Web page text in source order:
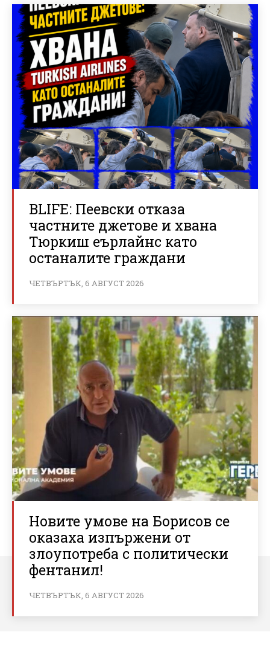
BLIFE: Пеевски отказа
частните джетове и хвана
Тюркиш еърлайнс като
останалите граждани
ЧЕТВЪРТЪК, 6 АВГУСТ 2026
Новите умове на Борисов се
оказаха изпържени от
злоупотреба с политически
фентанил!
ЧЕТВЪРТЪК, 6 АВГУСТ 2026